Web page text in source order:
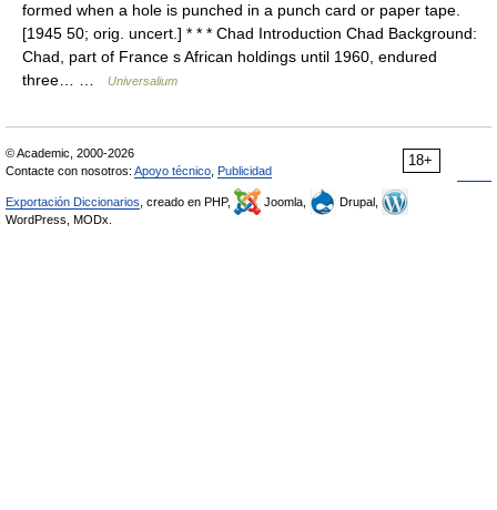
formed when a hole is punched in a punch card or paper tape.
[1945 50; orig. uncert.] * * * Chad Introduction Chad Background:
Chad, part of France s African holdings until 1960, endured
three… …
Universalium
18+
© Academic, 2000-2026
Contacte con nosotros: Apoyo técnico Publicidad
Exportación Diccionarios , creado en PHP, Joomla,
Drupal,
WordPress, MODx.